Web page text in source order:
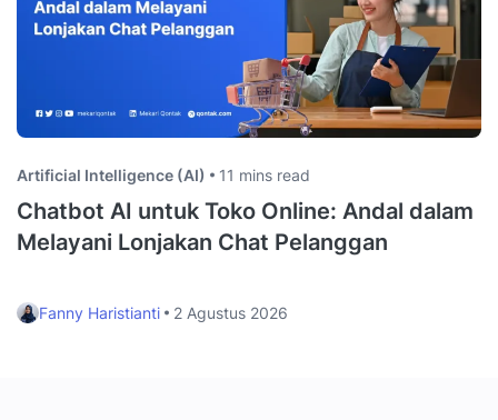
Artificial Intelligence (AI) 11 mins read
Chatbot AI untuk Toko Online: Andal dalam
Melayani Lonjakan Chat Pelanggan
Fanny Haristianti 2 Agustus 2026